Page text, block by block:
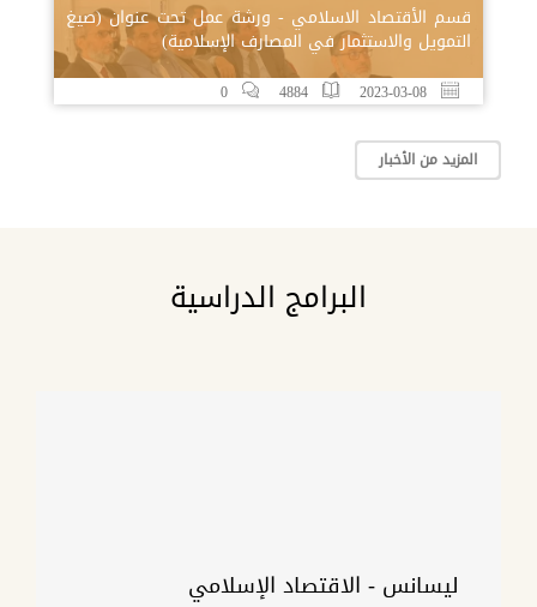
قسم الأقتصاد الاسلامي - ورشة عمل تحت عنوان (صيغ
التمويل والاستثمار في المصارف الإسلامية)
المزيد من الأخبار
البرامج الدراسية
ليسانس - الاقتصاد الإسلامي